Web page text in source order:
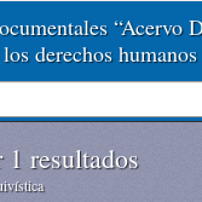
“Acervo
derechos
resultados